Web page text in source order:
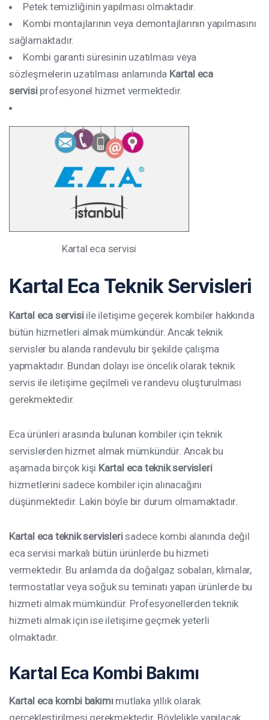
Petek temizliğinin yapılması olmaktadır.
Kombi montajlarının veya demontajlarının yapılmasını
sağlamaktadır.
Kombi garanti süresinin uzatılması veya
sözleşmelerin uzatılması anlamında Kartal eca
servisiprofesyonel hizmet vermektedir.
Kartal eca servisi
Kartal Eca Teknik Servisleri
Kartal eca servisi ile iletişime geçerek kombiler hakkında
bütün hizmetleri almak mümkündür. Ancak teknik
servisler bu alanda randevulu bir şekilde çalışma
yapmaktadır. Bundan dolayı ise öncelik olarak teknik
servis ile iletişime geçilmeli ve randevu oluşturulması
gerekmektedir.
Eca ürünleri arasında bulunan kombiler için teknik
servislerden hizmet almak mümkündür. Ancak bu
aşamada birçok kişi Kartal eca teknik servisleri
hizmetlerini sadece kombiler için alınacağını
düşünmektedir. Lakin böyle bir durum olmamaktadır.
Kartal eca teknik servislerisadece kombi alanında değil
eca servisi markalı bütün ürünlerde bu hizmeti
vermektedir. Bu anlamda da doğalgaz sobaları, klimalar,
termostatlar veya soğuk su teminatı yapan ürünlerde bu
hizmeti almak mümkündür. Profesyonellerden teknik
hizmeti almak için ise iletişime geçmek yeterli
olmaktadır.
Kartal Eca Kombi Bakımı
Kartal eca kombi bakımı mutlaka yıllık olarak
gerçekleştirilmesi gerekmektedir. Böylelikle yapılacak